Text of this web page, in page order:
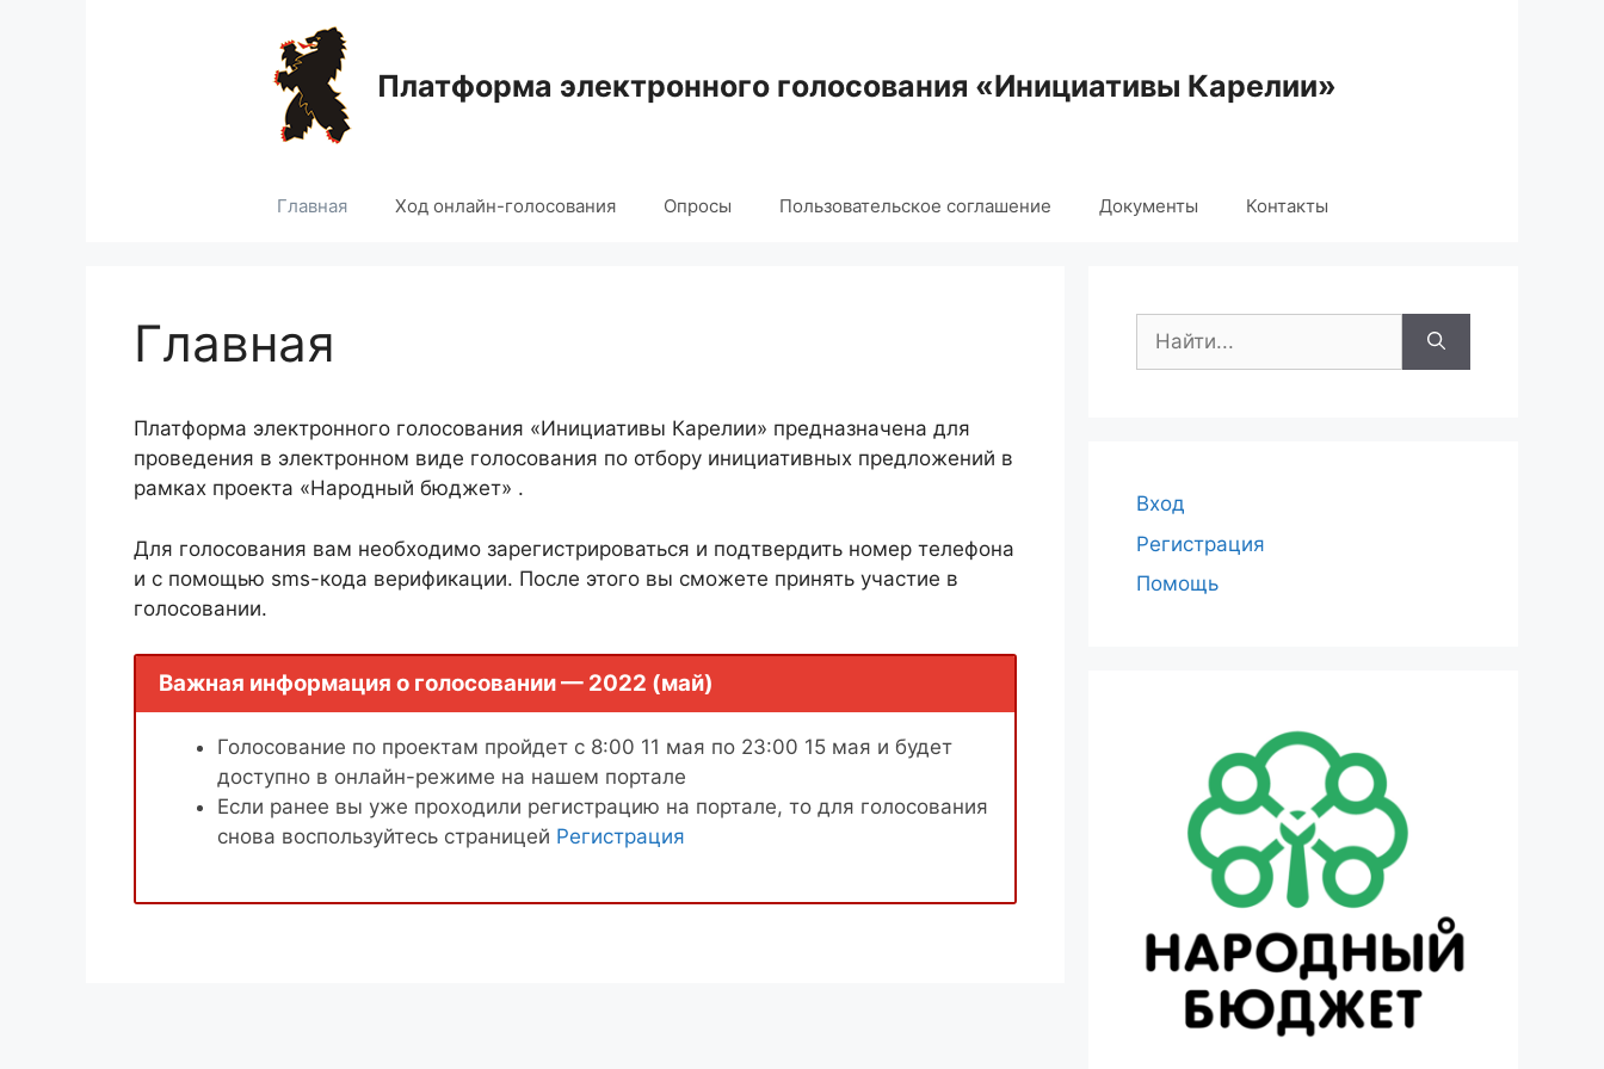
Платформа электронного голосования «Инициативы Карелии»
Главная Ход онлайн-голосования Опросы Пользовательское соглашение Документы Контакты
Главная
Платформа электронного голосования «Инициативы Карелии» предназначена для
проведения в электронном виде голосования по отбору инициативных предложений в
рамках проекта «Народный бюджет» .
Для голосования вам необходимо зарегистрироваться и подтвердить номер телефона
и с помощью sms-кода верификации. После этого вы сможете принять участие в
голосовании.
Важная информация о голосовании — 2022 (май)
Голосование по проектам пройдет с 8:00 11 мая по 23:00 15 мая и будет
доступно в онлайн-режиме на нашем портале
Если ранее вы уже проходили регистрацию на портале, то для голосования
снова воспользуйтесь страницей Регистрация
Поиск:
Вход
Регистрация
Помощь